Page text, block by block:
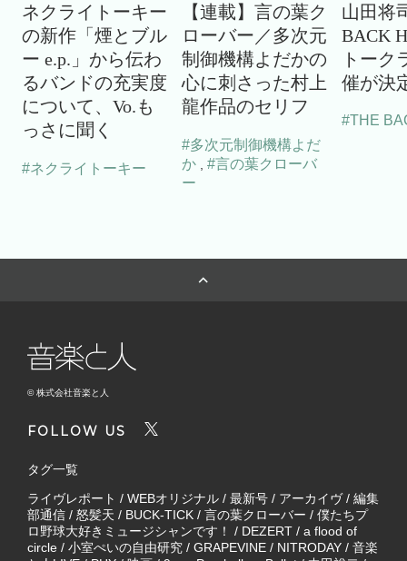
ネクライトーキー
の新作「煙とブル
ー e.p.」から伝わ
るバンドの充実度
について、Vo.も
っさに聞く
#ネクライトーキー
【連載】言の葉ク
ローバー／多次元
制御機構よだかの
心に刺さった村上
龍作品のセリフ
#多次元制御機構よだ
か
#言の葉クローバ
ー
山田将
BACK
トーク
催が決
#THE
© 株式会社音楽と人
FOLLOW US
タグ一覧
ライヴレポート / WEBオリジナル / 最新号 / アーカイヴ/ 編集
部通信 / 怒髪天 / BUCK-TICK / 言の葉クローバー / 僕たちプ
ロ野球大好きミュージシャンです！
/ DEZERT / a flood of
circle / 小室ぺいの自由研究 / GRAPEVINE / NITRODAY / 音楽